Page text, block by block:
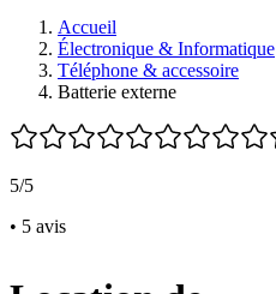
Accueil
Électronique & Informatique
Téléphone & accessoire
Batterie externe
5/5
• 5 avis